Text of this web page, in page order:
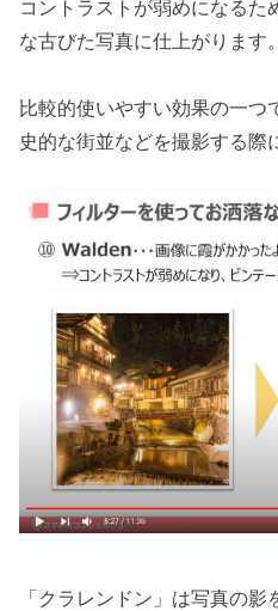
コントラストが弱めになるた
な古びた写真に仕上がります。
比較的使いやすい効果の一つ
史的な街並などを撮影する際
「クラレンドン」は写真の